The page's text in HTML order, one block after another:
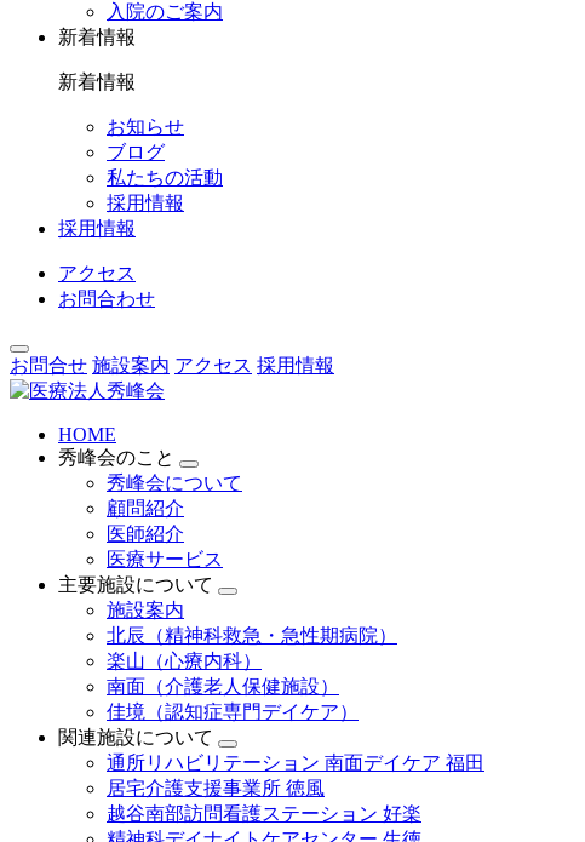
入院のご案内
新着情報
新着情報
お知らせ
ブログ
私たちの活動
採用情報
採用情報
アクセス
お問合わせ
お問合せ 施設案内 アクセス 採用情報
HOME
秀峰会のこと
秀峰会について
顧問紹介
医師紹介
医療サービス
主要施設について
施設案内
北辰（精神科救急・急性期病院）
楽山（心療内科）
南面（介護老人保健施設）
佳境（認知症専門デイケア）
関連施設について
通所リハビリテーション 南面デイケア 福田
居宅介護支援事業所 徳風
越谷南部訪問看護ステーション 好楽